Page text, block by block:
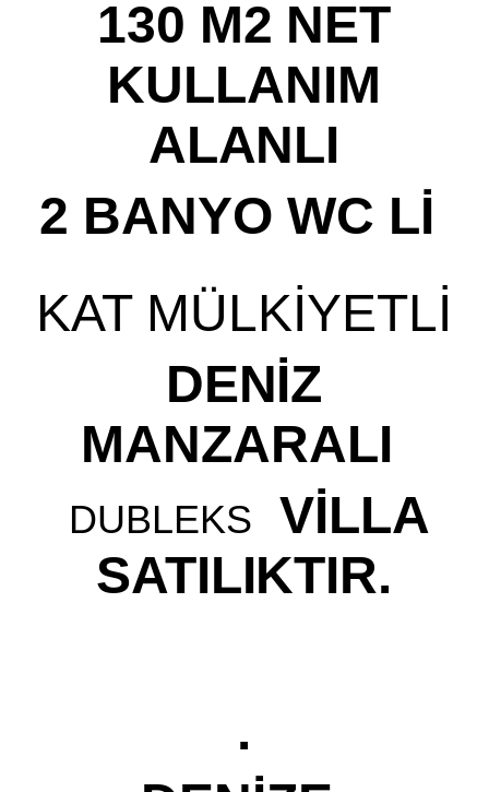
130 M2 NET
KULLANIM
ALANLI
2 BANYO WC Lİ
KAT MÜLKİYETLİ
DENİZ
MANZARALI
DUBLEKS
VİLLA
SATILIKTIR.
.